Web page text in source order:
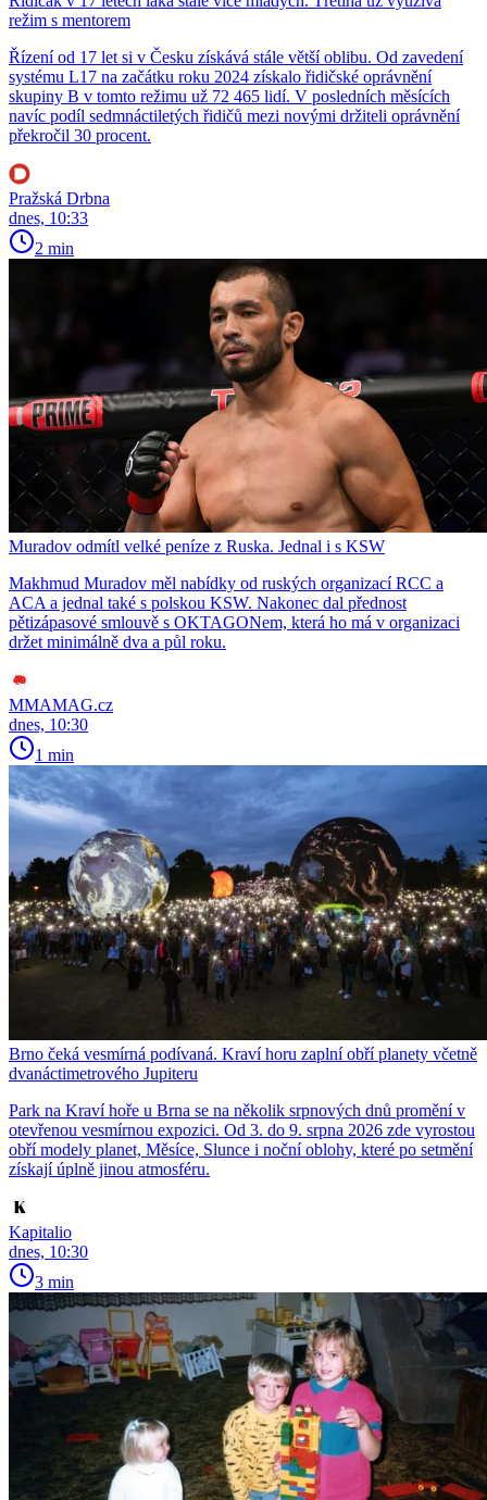
režim s mentorem
Řízení od 17 let si v Česku získává stále větší oblibu. Od zavedení
systému L17 na začátku roku 2024 získalo řidičské oprávnění
skupiny B v tomto režimu už 72 465 lidí. V posledních měsících
navíc podíl sedmnáctiletých řidičů mezi novými držiteli oprávnění
překročil 30 procent.
Pražská Drbna
dnes, 10:33
2 min
Muradov odmítl velké peníze z Ruska. Jednal i s KSW
Makhmud Muradov měl nabídky od ruských organizací RCC a
ACA a jednal také s polskou KSW. Nakonec dal přednost
pětizápasové smlouvě s OKTAGONem, která ho má v organizaci
držet minimálně dva a půl roku.
MMAMAG.cz
dnes, 10:30
1 min
Brno čeká vesmírná podívaná. Kraví horu zaplní obří planety včetně
dvanáctimetrového Jupiteru
Park na Kraví hoře u Brna se na několik srpnových dnů promění v
otevřenou vesmírnou expozici. Od 3. do 9. srpna 2026 zde vyrostou
obří modely planet, Měsíce, Slunce i noční oblohy, které po setmění
získají úplně jinou atmosféru.
Kapitalio
dnes, 10:30
3 min